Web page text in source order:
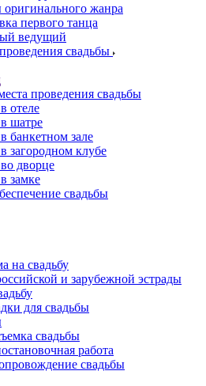
жанра
первого танца
ведущий
свадьбы
проведения свадьбы
отеле
шатре
банкетном зале
загородном клубе
дворце
замке
свадьбы
на свадьбу
и зарубежной эстрады
для свадьбы
свадьбы
работа
свадьбы